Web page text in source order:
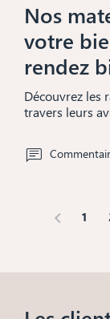
Nos
votre
rendez
Découvrez les
travers leurs
chevron_left 1